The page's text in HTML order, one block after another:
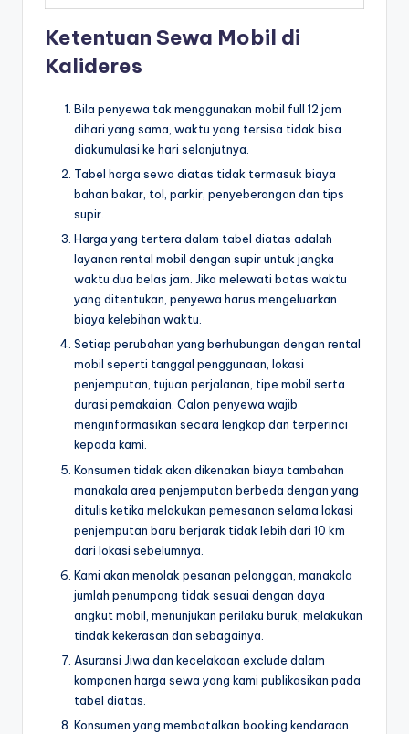
Ketentuan Sewa Mobil di
Kalideres
Bila penyewa tak menggunakan mobil full 12 jam
dihari yang sama, waktu yang tersisa tidak bisa
diakumulasi ke hari selanjutnya.
Tabel harga sewa diatas tidak termasuk biaya
bahan bakar, tol, parkir, penyeberangan dan tips
supir.
Harga yang tertera dalam tabel diatas adalah
layanan rental mobil dengan supir untuk jangka
waktu dua belas jam. Jika melewati batas waktu
yang ditentukan, penyewa harus mengeluarkan
biaya kelebihan waktu.
Setiap perubahan yang berhubungan dengan rental
mobil seperti tanggal penggunaan, lokasi
penjemputan, tujuan perjalanan, tipe mobil serta
durasi pemakaian. Calon penyewa wajib
menginformasikan secara lengkap dan terperinci
kepada kami.
Konsumen tidak akan dikenakan biaya tambahan
manakala area penjemputan berbeda dengan yang
ditulis ketika melakukan pemesanan selama lokasi
penjemputan baru berjarak tidak lebih dari 10 km
dari lokasi sebelumnya.
Kami akan menolak pesanan pelanggan, manakala
jumlah penumpang tidak sesuai dengan daya
angkut mobil, menunjukan perilaku buruk, melakukan
tindak kekerasan dan sebagainya.
Asuransi Jiwa dan kecelakaan exclude dalam
komponen harga sewa yang kami publikasikan pada
tabel diatas.
Konsumen yang membatalkan booking kendaraan